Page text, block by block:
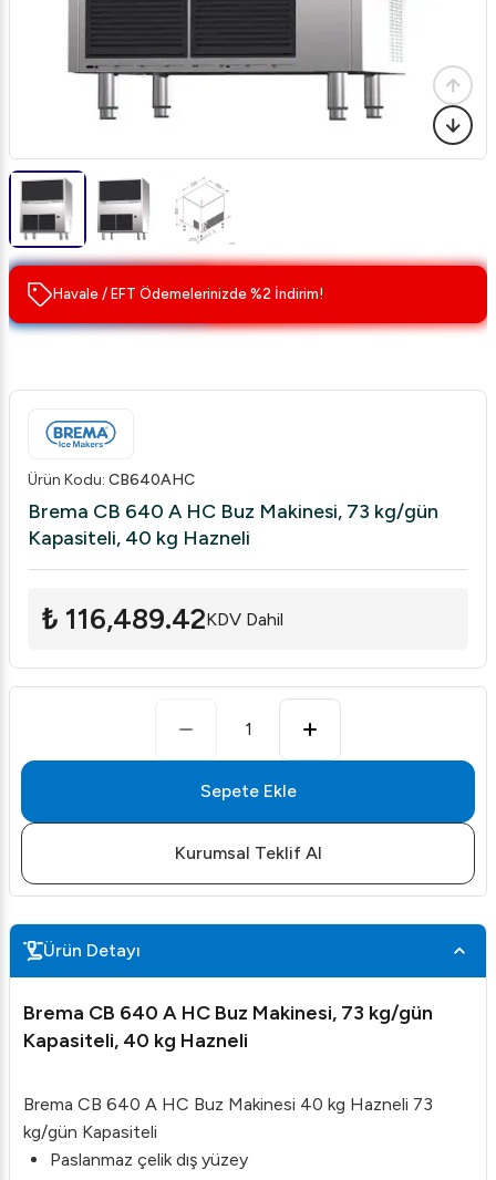
Havale / EFT Ödemelerinizde %2 İndirim!
Ürün Kodu: CB640AHC
Brema CB 640 A HC Buz Makinesi, 73 kg/gün
Kapasiteli, 40 kg Hazneli
₺ 116,489.42KDV Dahil
1
Sepete Ekle
Kurumsal Teklif Al
Ürün Detayı
Brema CB 640 A HC Buz Makinesi, 73 kg/gün
Kapasiteli, 40 kg Hazneli
Brema CB 640 A HC Buz Makinesi 40 kg Hazneli 73
kg/gün Kapasiteli
Paslanmaz çelik dış yüzey